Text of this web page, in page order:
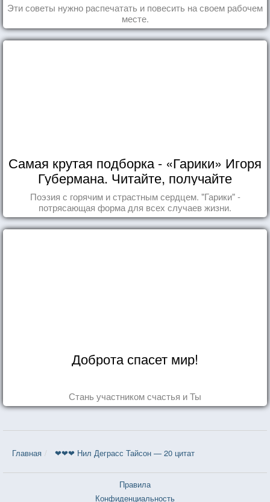
Эти советы нужно распечатать и повесить на своем рабочем
месте.
Самая крутая подборка - «Гарики» Игоря
Губермана. Читайте, получайте
удовольствие!
Поэзия с горячим и страстным сердцем. "Гарики" -
потрясающая форма для всех случаев жизни.
Доброта спасет мир!
Стань участником счастья и Ты
Главная ❤❤❤ Нил Деграсс Тайсон — 20 цитат
Правила
Конфиденциальность